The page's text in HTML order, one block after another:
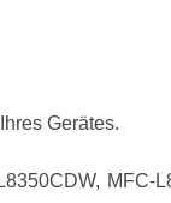
Gerätes.
MFC-